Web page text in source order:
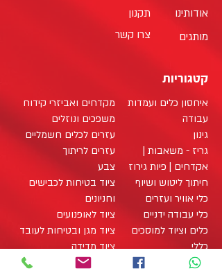
תקנון
צרו קשר
אודותינו
מותגים
קטגוריות
מקדחים ואביזרי קידוח
משפכים ונוזלים
עזרים לכלים חשמליים
עזרים לריתוך
צבע
ציוד בטיחות לכבישים
וחניונים
ציוד לאופנועים
ציוד מגן ובטיחות לעובד
ציוד מדידה
ציוד מוגן חשמל
איחסון כלים ועמדות
עבודה
גינון
גריז - משאבות |
אקדחים | פיות גירוז
חיתוך ליטוש ושיוף
כלי אוויר ועזרים
כלי עבודה ידניים
כלים וציוד למוסכים
כללי
לענף האינסטלציה